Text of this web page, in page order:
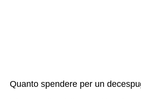
Quanto spendere per un